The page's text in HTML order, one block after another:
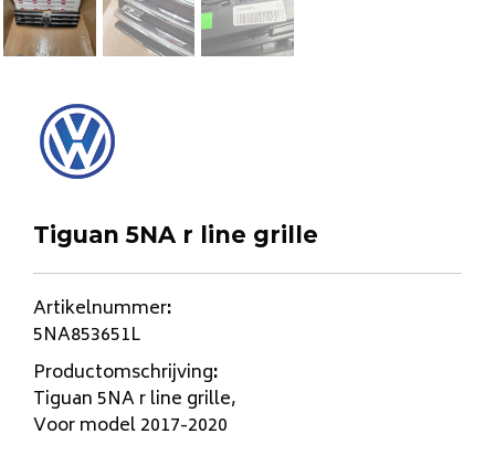
Tiguan 5NA r line grille
Artikelnummer:
5NA853651L
Productomschrijving:
Tiguan 5NA r line grille,
Voor model 2017-2020